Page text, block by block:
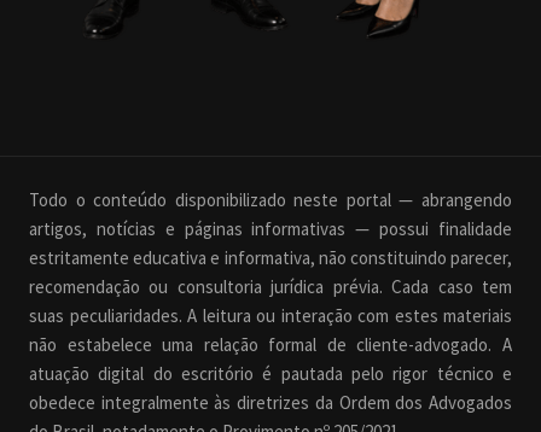
Todo o conteúdo disponibilizado neste portal — abrangendo
artigos, notícias e páginas informativas — possui finalidade
estritamente educativa e informativa, não constituindo parecer,
recomendação ou consultoria jurídica prévia. Cada caso tem
suas peculiaridades. A leitura ou interação com estes materiais
não estabelece uma relação formal de cliente-advogado. A
atuação digital do escritório é pautada pelo rigor técnico e
obedece integralmente às diretrizes da Ordem dos Advogados